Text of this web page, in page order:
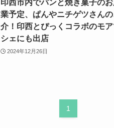
印西市内でパンと焼き菓子のお
業予定、ぱんやニチゲツさん
介！印西とぴっくコラボのモ
シェにも出店
2024年12月26日
1